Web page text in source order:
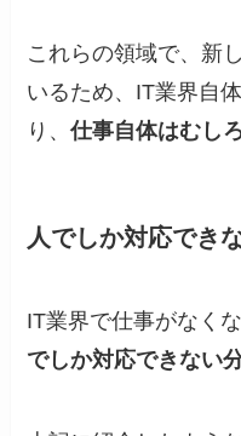
これらの領域で、新
いるため、IT業界自
り、仕事自体はむし
人でしか対応でき
IT業界で仕事がなく
でしか対応できない